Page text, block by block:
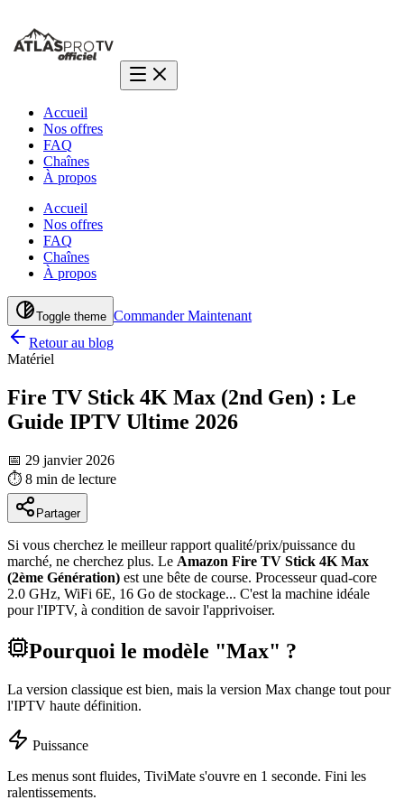
Accueil
Nos offres
FAQ
Chaînes
À propos
Accueil
Nos offres
FAQ
Chaînes
À propos
Toggle theme Commander Maintenant
Retour au blog
Matériel
Fire TV Stick 4K Max (2nd Gen) : Le
Guide IPTV Ultime 2026
📅 29 janvier 2026
⏱️ 8 min de lecture
Partager
Si vous cherchez le meilleur rapport qualité/prix/puissance du
marché, ne cherchez plus. Le Amazon Fire TV Stick 4K Max
(2ème Génération) est une bête de course. Processeur quad-core
2.0 GHz, WiFi 6E, 16 Go de stockage... C'est la machine idéale
pour l'IPTV, à condition de savoir l'apprivoiser.
Pourquoi le modèle "Max" ?
La version classique est bien, mais la version Max change tout pour
l'IPTV haute définition.
Puissance
Les menus sont fluides, TiviMate s'ouvre en 1 seconde. Fini les
ralentissements.